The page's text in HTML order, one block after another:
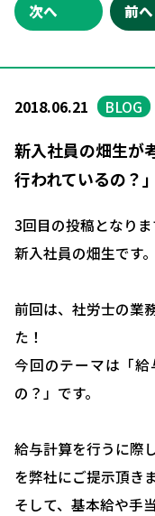
次へ 前へ
2018.06.21 BLOG
新入社員の畑生が
行われているの？」
3回目の投稿となりま
新入社員の畑生です。
前回は、社労士の業
た！
今回のテーマは「
の？」です。
給与計算を行うに際
を弊社にご提示頂きま
そして、基本給や手